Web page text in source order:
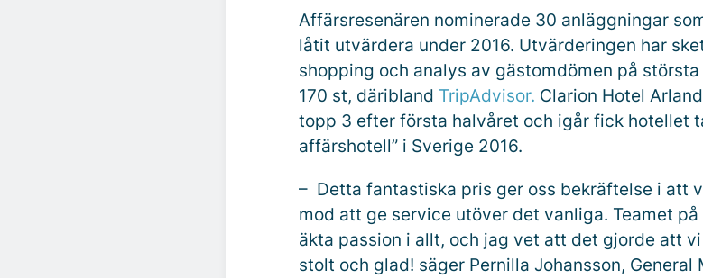
Affärsresenären nominerade 30 anläggningar
låtit utvärdera under 2016. Utvärderingen har
shopping och analys av gästomdömen på
170 st, däribland TripAdvisor. Clarion Hotel
topp 3 efter första halvåret och igår fick hotellet
affärshotell” i Sverige 2016.
– Detta fantastiska pris ger oss bekräftelse i att
mod att ge service utöver det vanliga. Teamet på
äkta passion i allt, och jag vet att det gjorde att
stolt och glad! säger Pernilla Johansson, General